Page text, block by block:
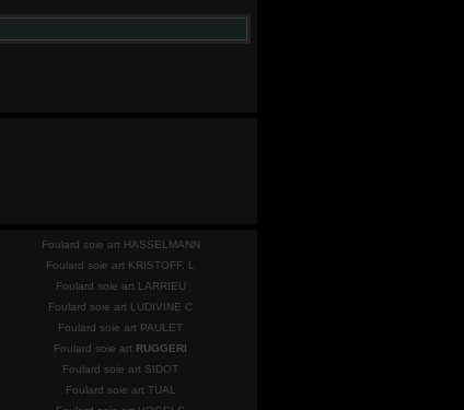
Foulard soie art HASSELMANN
Foulard soie art KRISTOFF. L
Foulard soie art LARRIEU
Foulard soie art LUDIVINE C
Foulard soie art PAULET
Foulard soie art RUGGERI
Foulard soie art SIDOT
Foulard soie art TUAL